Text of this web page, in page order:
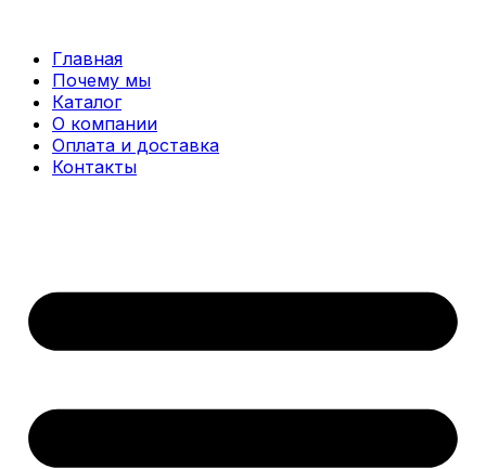
содержимому
Главная
Почему мы
Каталог
О компании
Оплата и доставка
Контакты